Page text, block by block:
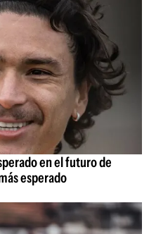
en el futuro de
esperado